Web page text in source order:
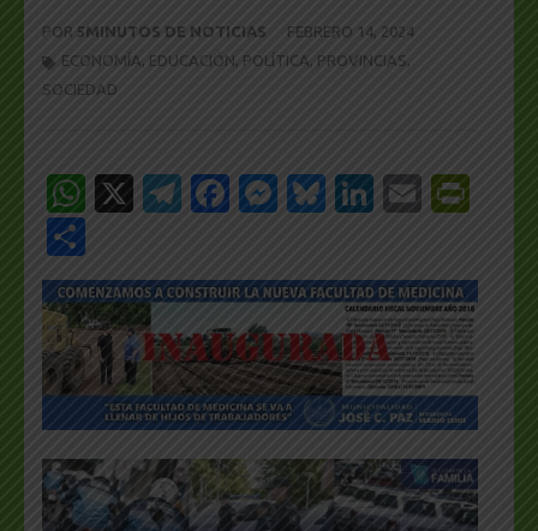
POR 5MINUTOS DE NOTICIAS
FEBRERO 14, 2024
ECONOMÍA, EDUCACIÓN , POLÍTICA, PROVINCIAS,
SOCIEDAD
WhatsApp
X Telegram
Facebook
Messenger
Bluesky
LinkedIn
Email